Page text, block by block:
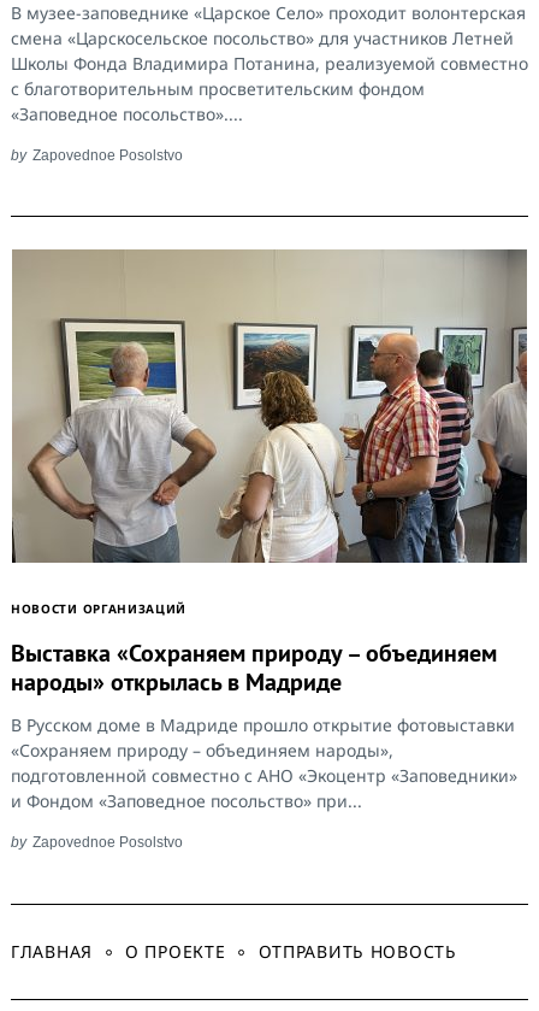
В музее-заповеднике «Царское Село» проходит волонтерская
смена «Царскосельское посольство» для участников Летней
Школы Фонда Владимира Потанина, реализуемой совместно
с благотворительным просветительским фондом
«Заповедное посольство»....
by Zapovednoe Posolstvo
НОВОСТИ ОРГАНИЗАЦИЙ
Выставка «Сохраняем природу – объединяем
народы» открылась в Мадриде
В Русском доме в Мадриде прошло открытие фотовыставки
«Сохраняем природу – объединяем народы»,
подготовленной совместно с АНО «Экоцентр «Заповедники»
и Фондом «Заповедное посольство» при...
by Zapovednoe Posolstvo
ГЛАВНАЯ О ПРОЕКТЕ ОТПРАВИТЬ НОВОСТЬ